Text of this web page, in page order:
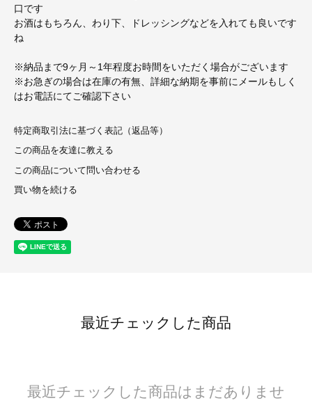
口です
お酒はもちろん、わり下、ドレッシングなどを入れても良いです
ね
※納品まで9ヶ月～1年程度お時間をいただく場合がございます
※お急ぎの場合は在庫の有無、詳細な納期を事前にメールもしく
はお電話にてご確認下さい
特定商取引法に基づく表記（返品等）
この商品を友達に教える
この商品について問い合わせる
買い物を続ける
最近チェックした商品
最近チェックした商品はまだありませ